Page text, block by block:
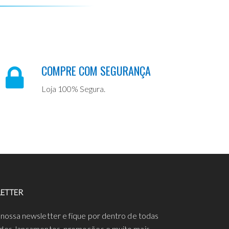
COMPRE COM SEGURANÇA
Loja 100% Segura.
newsletter e fique por dentro de todas